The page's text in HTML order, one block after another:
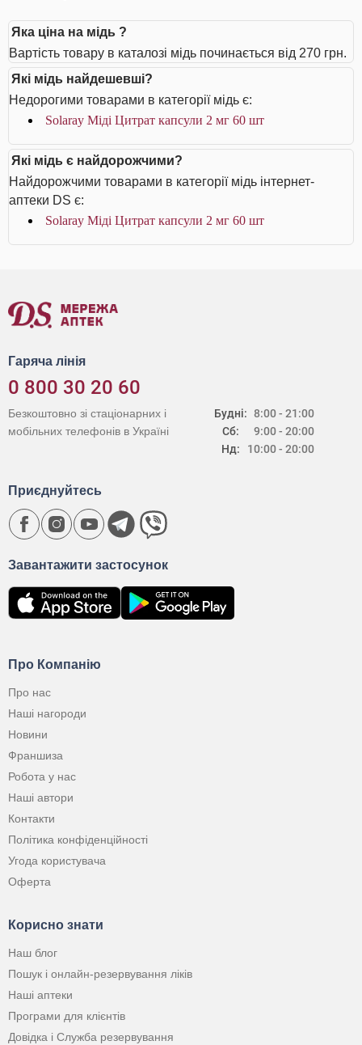
Яка ціна на мідь ?
Вартість товару в каталозі мідь починається від 270 грн.
Які мідь найдешевші?
Недорогими товарами в категорії мідь є:
Solaray Міді Цитрат капсули 2 мг 60 шт
Які мідь є найдорожчими?
Найдорожчими товарами в категорії мідь інтернет-
аптеки DS є:
Solaray Міді Цитрат капсули 2 мг 60 шт
Гаряча лінія
0 800 30 20 60
Будні:
Сб:
Нд:
8:00 - 21:00
9:00 - 20:00
10:00 - 20:00
Безкоштовно зі стаціонарних і
мобільних телефонів в Україні
Про Компанію
Про нас
Наші нагороди
Новини
Франшиза
Робота у нас
Наші автори
Контакти
Політика конфіденційності
Угода користувача
Оферта
Корисно знати
Наш блог
Пошук і онлайн-резервування ліків
Наші аптеки
Програми для клієнтів
Довідка і Служба резервування
Завантажити застосунок
Приєднуйтесь